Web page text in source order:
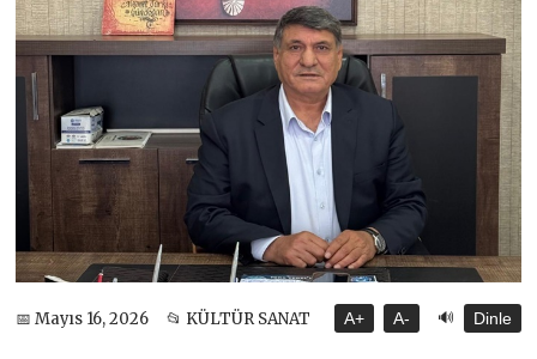
📅 Mayıs 16, 2026 📂 KÜLTÜR SANAT A+ A- 🔊 Dinle